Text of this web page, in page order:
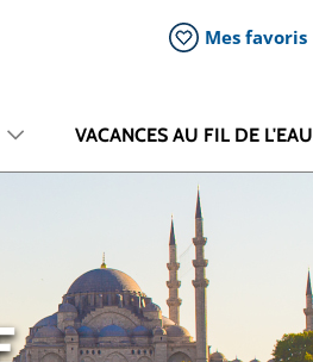
Mes favoris
VACANCES AU FIL DE L'EAU